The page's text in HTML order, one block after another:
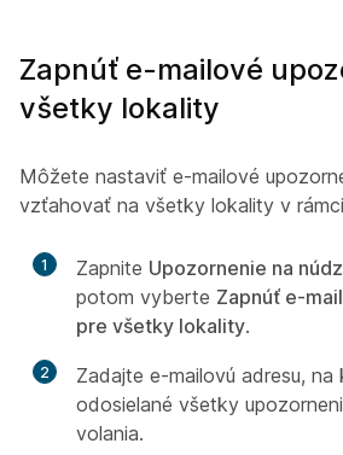
Zapnúť e-mailové
všetky lokality
Môžete nastaviť e-mailové
vzťahovať na všetky lokality v
1 Zapnite Upozornenie na
potom vyberte Zapnúť e-
pre všetky lokality.
2
Zadajte e-mailovú adresu, na
odosielané všetky
volania.